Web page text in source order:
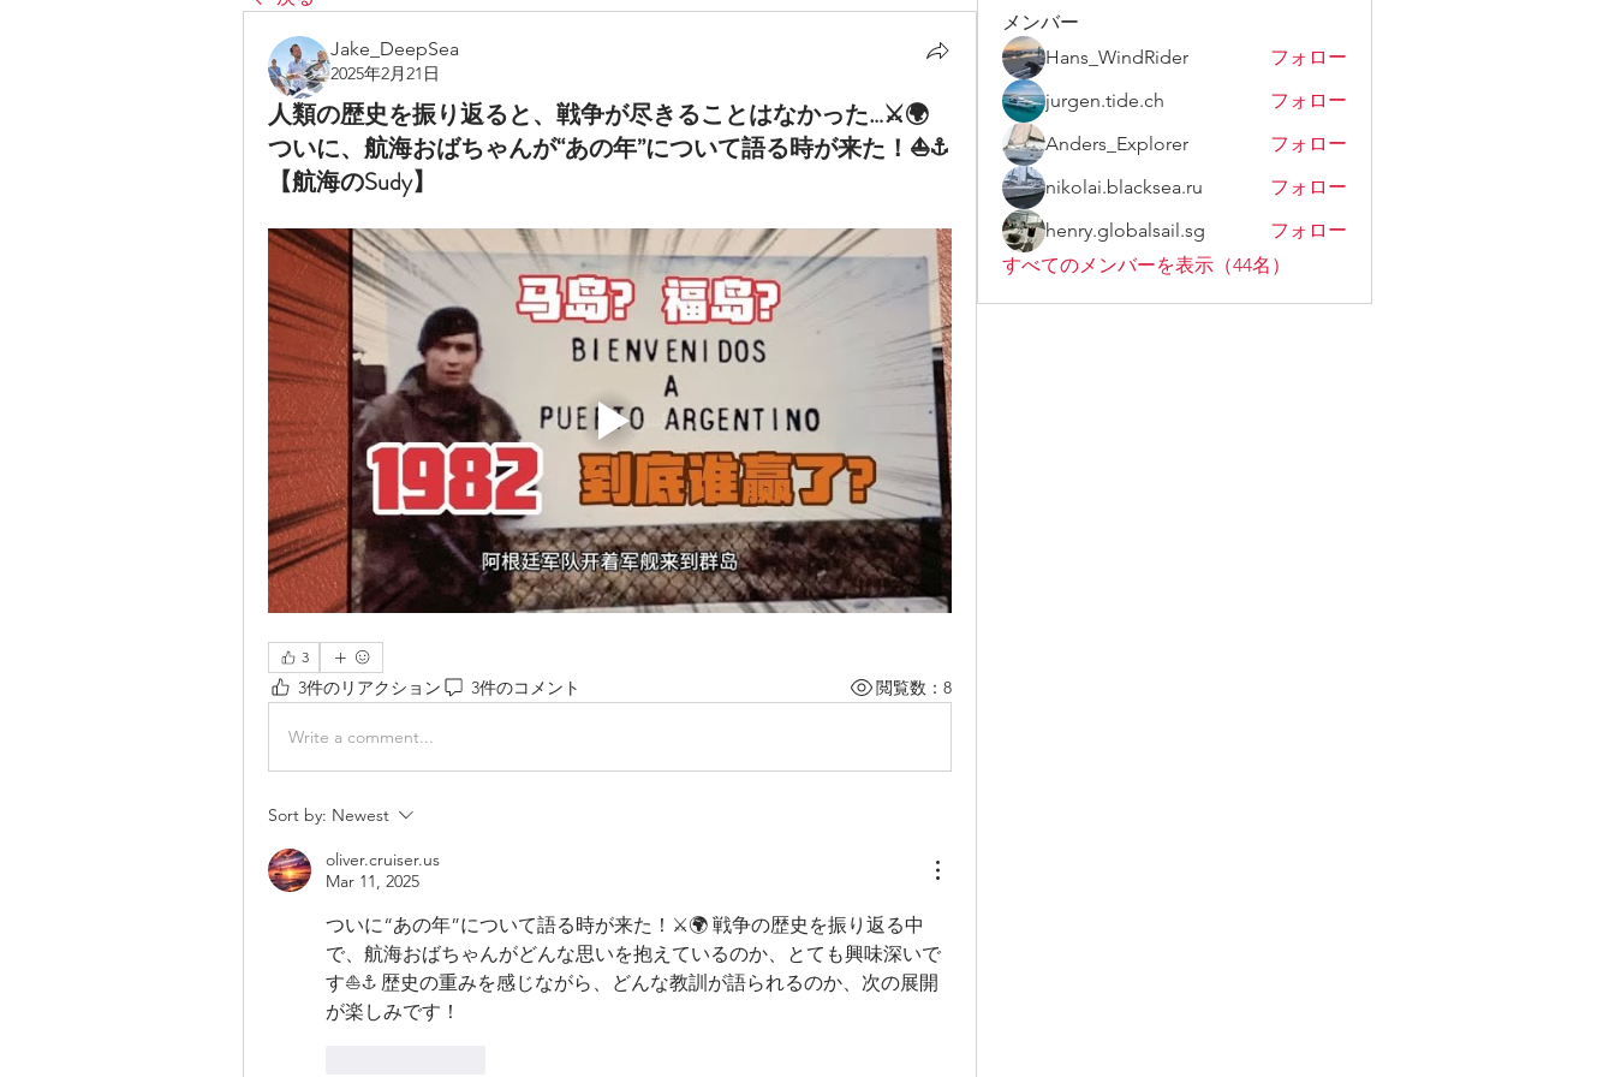
Jake_DeepSea
2025年2月21日
人類の歴史を振り返ると、戦争が尽きることはなかった…⚔️🌍
ついに、航海おばちゃんが“あの年”について語る時が来た！⛵️⚓️
【航海のSudy】
3
3件のリアクション 3件のコメント 閲覧数：8
Write a comment...
Sort by: Newest
oliver.cruiser.us
Mar 11, 2025
ついに“あの年”について語る時が来た！⚔️🌍 戦争の歴史を振り返る中
で、航海おばちゃんがどんな思いを抱えているのか、とても興味深いで
す⛵️⚓️ 歴史の重みを感じながら、どんな教訓が語られるのか、次の展開
が楽しみです！
メンバー
Hans_WindRider
フォロー
jurgen.tide.ch
フォロー
Anders_Explorer
フォロー
nikolai.blacksea.ru
フォロー
henry.globalsail.sg
フォロー
すべてのメンバーを表示（44名）